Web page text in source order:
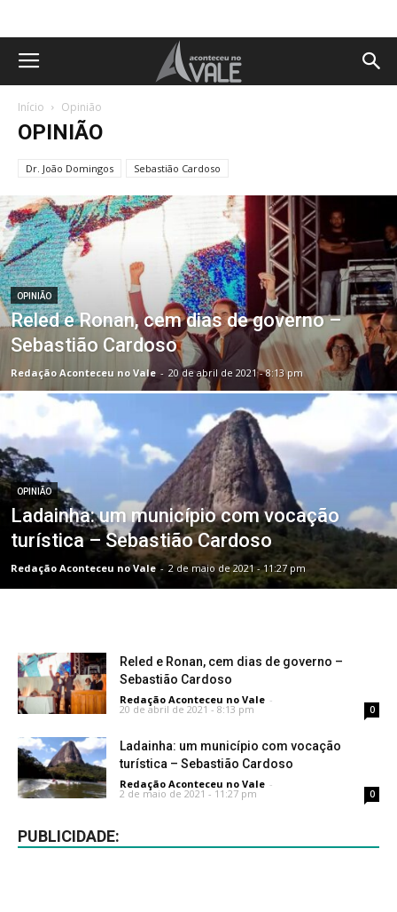
Início Opinião
OPINIÃO
Dr. João Domingos Sebastião Cardoso
OPINIÃO
Reled e Ronan, cem dias de governo –
Sebastião Cardoso
Redação Aconteceu no Vale - 20 de abril de 2021 - 8:13 pm
OPINIÃO
Ladainha: um município com vocação
turística – Sebastião Cardoso
Redação Aconteceu no Vale - 2 de maio de 2021 - 11:27 pm
Reled e Ronan, cem dias de governo –
Sebastião Cardoso
Redação Aconteceu no Vale -
20 de abril de 2021 - 8:13 pm 0
Ladainha: um município com vocação
turística – Sebastião Cardoso
Redação Aconteceu no Vale -
2 de maio de 2021 - 11:27 pm 0
PUBLICIDADE: